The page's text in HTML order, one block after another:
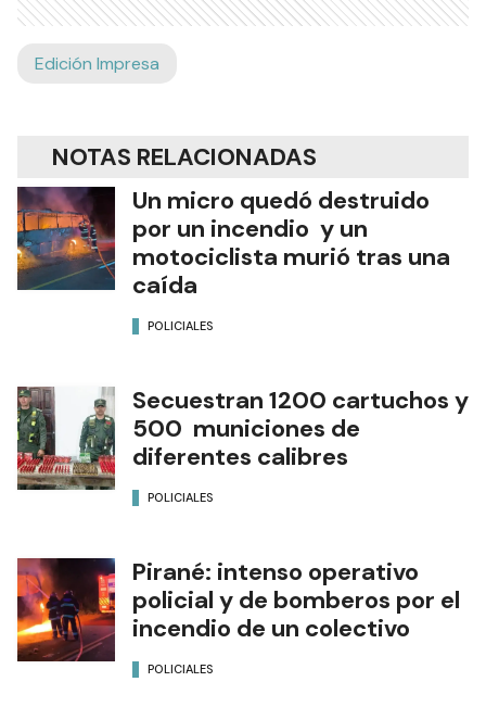
Edición Impresa
NOTAS RELACIONADAS
Un micro quedó destruido
por un incendio y un
motociclista murió tras una
caída
POLICIALES
Secuestran 1200 cartuchos y
500 municiones de
diferentes calibres
POLICIALES
Pirané: intenso operativo
policial y de bomberos por el
incendio de un colectivo
POLICIALES